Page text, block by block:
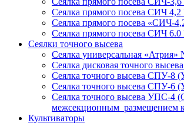
Сеялка прямого посева СИЧ 4,2
Сеялка прямого посева «СИЧ-
Сеялка прямого посева СИЧ
Сеялки точного высева
Сеялка универсальная «Атрия»
Сеялка дисковая точного
Сеялка точного высева СПУ-8
Сеялка точного высева СПУ-6
Сеялка точного высева УПС-4
межсекционным размещением
Культиваторы